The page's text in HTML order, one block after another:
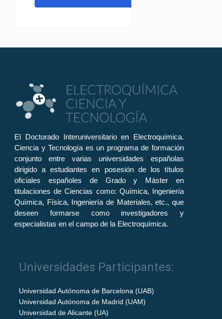
El Doctorado Interuniversitario en Electroquímica.
Ciencia y Tecnología es un programa de formación
conjunto entre varias universidades españolas
dirigido a estudiantes en posesión de los títulos
oficiales españoles de Grado y Máster en
titulaciones de Ciencias como: Química, Ingeniería
Química, Física, Ingeniería de Materiales, etc., que
deseen formarse como investigadores y
especialistas en el campo de la Electroquímica.
Universidades Participantes:
Universidad Autónoma de Barcelona (UAB)
Universidad Autónoma de Madrid (UAM)
Universidad de Alicante (UA)